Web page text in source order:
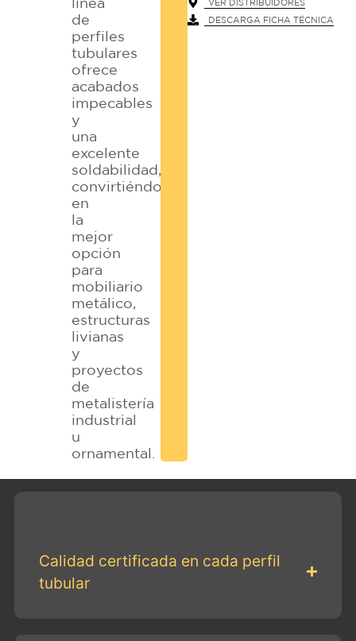
de
perfiles
tubulares
ofrece
acabados
impecables
y
una
excelente
soldabilidad,
convirtiéndose
en
la
mejor
opción
para
mobiliario
metálico,
estructuras
livianas
y
proyectos
de
metalistería
industrial
u
ornamental.
VER DISTRIBUIDORES
DESCARGA FICHA TÉCNICA
Calidad certificada en cada perfil
tubular